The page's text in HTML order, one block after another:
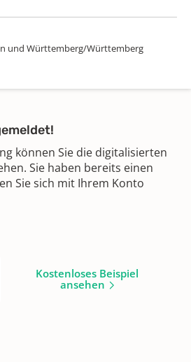
und Württemberg/Württemberg
können Sie die digitalisierten
Sie haben bereits einen
Sie sich mit Ihrem Konto
Kostenloses Beispiel
ansehen